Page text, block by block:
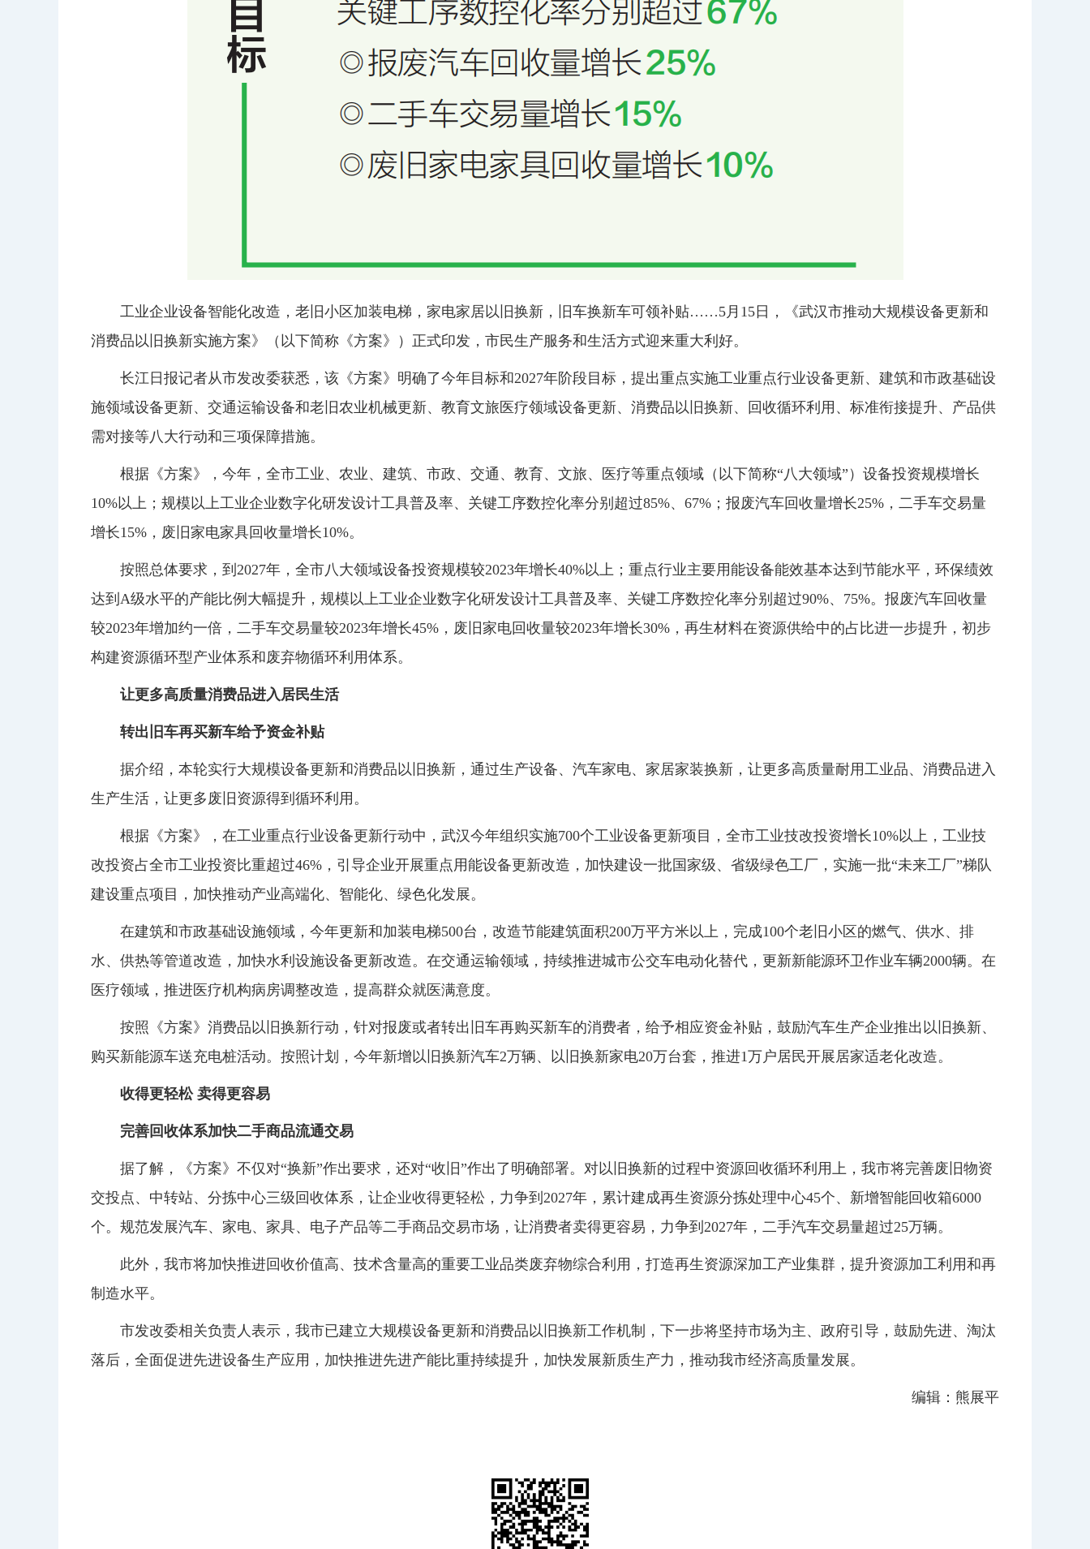
工业企业设备智能化改造，老旧小区加装电梯，家电家居以旧换新，旧车换新车可领补贴……5月15日，《武汉市推动大规模设备更新和
消费品以旧换新实施方案》（以下简称《方案》）正式印发，市民生产服务和生活方式迎来重大利好。
长江日报记者从市发改委获悉，该《方案》明确了今年目标和2027年阶段目标，提出重点实施工业重点行业设备更新、建筑和市政基础设
施领域设备更新、交通运输设备和老旧农业机械更新、教育文旅医疗领域设备更新、消费品以旧换新、回收循环利用、标准衔接提升、产品供
需对接等八大行动和三项保障措施。
根据《方案》，今年，全市工业、农业、建筑、市政、交通、教育、文旅、医疗等重点领域（以下简称“八大领域”）设备投资规模增长
10%以上；规模以上工业企业数字化研发设计工具普及率、关键工序数控化率分别超过85%、67%；报废汽车回收量增长25%，二手车交易量
增长15%，废旧家电家具回收量增长10%。
按照总体要求，到2027年，全市八大领域设备投资规模较2023年增长40%以上；重点行业主要用能设备能效基本达到节能水平，环保绩效
达到A级水平的产能比例大幅提升，规模以上工业企业数字化研发设计工具普及率、关键工序数控化率分别超过90%、75%。报废汽车回收量
较2023年增加约一倍，二手车交易量较2023年增长45%，废旧家电回收量较2023年增长30%，再生材料在资源供给中的占比进一步提升，初步
构建资源循环型产业体系和废弃物循环利用体系。
让更多高质量消费品进入居民生活
转出旧车再买新车给予资金补贴
据介绍，本轮实行大规模设备更新和消费品以旧换新，通过生产设备、汽车家电、家居家装换新，让更多高质量耐用工业品、消费品进入
生产生活，让更多废旧资源得到循环利用。
根据《方案》，在工业重点行业设备更新行动中，武汉今年组织实施700个工业设备更新项目，全市工业技改投资增长10%以上，工业技
改投资占全市工业投资比重超过46%，引导企业开展重点用能设备更新改造，加快建设一批国家级、省级绿色工厂，实施一批“未来工厂”梯队
建设重点项目，加快推动产业高端化、智能化、绿色化发展。
在建筑和市政基础设施领域，今年更新和加装电梯500台，改造节能建筑面积200万平方米以上，完成100个老旧小区的燃气、供水、排
水、供热等管道改造，加快水利设施设备更新改造。在交通运输领域，持续推进城市公交车电动化替代，更新新能源环卫作业车辆2000辆。在
医疗领域，推进医疗机构病房调整改造，提高群众就医满意度。
按照《方案》消费品以旧换新行动，针对报废或者转出旧车再购买新车的消费者，给予相应资金补贴，鼓励汽车生产企业推出以旧换新、
购买新能源车送充电桩活动。按照计划，今年新增以旧换新汽车2万辆、以旧换新家电20万台套，推进1万户居民开展居家适老化改造。
收得更轻松 卖得更容易
完善回收体系加快二手商品流通交易
据了解，《方案》不仅对“换新”作出要求，还对“收旧”作出了明确部署。对以旧换新的过程中资源回收循环利用上，我市将完善废旧物资
交投点、中转站、分拣中心三级回收体系，让企业收得更轻松，力争到2027年，累计建成再生资源分拣处理中心45个、新增智能回收箱6000
个。规范发展汽车、家电、家具、电子产品等二手商品交易市场，让消费者卖得更容易，力争到2027年，二手汽车交易量超过25万辆。
此外，我市将加快推进回收价值高、技术含量高的重要工业品类废弃物综合利用，打造再生资源深加工产业集群，提升资源加工利用和再
制造水平。
市发改委相关负责人表示，我市已建立大规模设备更新和消费品以旧换新工作机制，下一步将坚持市场为主、政府引导，鼓励先进、淘汰
落后，全面促进先进设备生产应用，加快推进先进产能比重持续提升，加快发展新质生产力，推动我市经济高质量发展。
编辑：熊展平